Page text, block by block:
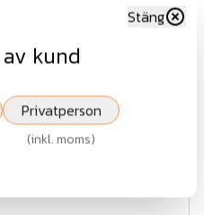
kund
Stäng
Privatperson
(inkl. moms)